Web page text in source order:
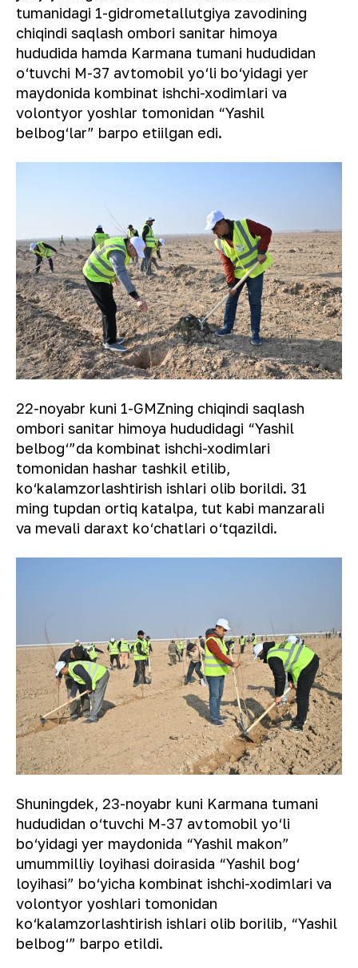
tumanidagi 1-gidrometallutgiya zavodining
chiqindi saqlash ombori sanitar himoya
hududida hamda Karmana tumani hududidan
o‘tuvchi M-37 avtomobil yo‘li bo‘yidagi yer
maydonida kombinat ishchi-xodimlari va
volontyor yoshlar tomonidan “Yashil
belbog‘lar” barpo etiilgan edi.
22-noyabr kuni 1-GMZning chiqindi saqlash
ombori sanitar himoya hududidagi “Yashil
belbog‘”da kombinat ishchi-xodimlari
tomonidan hashar tashkil etilib,
ko‘kalamzorlashtirish ishlari olib borildi. 31
ming tupdan ortiq katalpa, tut kabi manzarali
va mevali daraxt ko‘chatlari o‘tqazildi.
Shuningdek, 23-noyabr kuni Karmana tumani
hududidan o‘tuvchi M-37 avtomobil yo‘li
bo‘yidagi yer maydonida “Yashil makon”
umummilliy loyihasi doirasida “Yashil bog‘
loyihasi” bo‘yicha kombinat ishchi-xodimlari va
volontyor yoshlari tomonidan
ko‘kalamzorlashtirish ishlari olib borilib, “Yashil
belbog‘” barpo etildi.